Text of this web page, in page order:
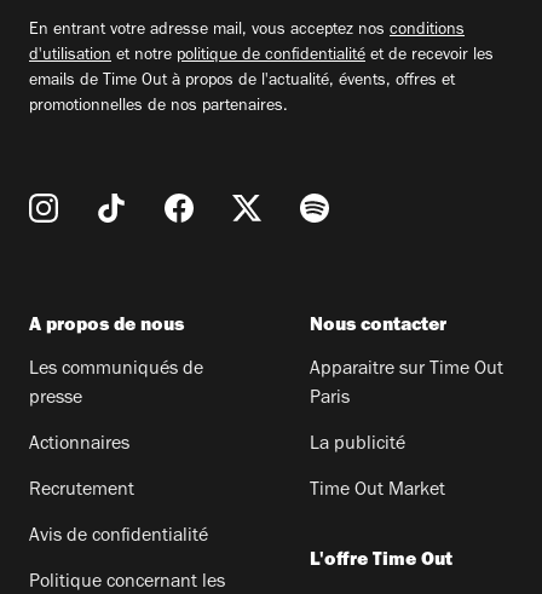
En entrant votre adresse mail, vous acceptez nos conditions
d'utilisation et notre politique de confidentialité et de recevoir les
emails de Time Out à propos de l'actualité, évents, offres et
promotionnelles de nos partenaires.
A propos de nous
Les communiqués de
presse
Actionnaires
Recrutement
Avis de confidentialité
Politique concernant les
Nous contacter
Apparaitre sur Time Out
Paris
La publicité
Time Out Market
L'offre Time Out